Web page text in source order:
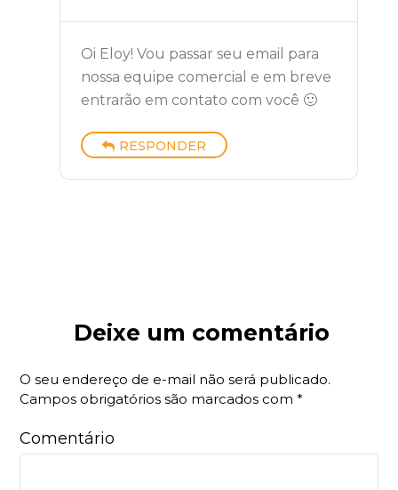
Oi Eloy! Vou passar seu email para
nossa equipe comercial e em breve
entrarão em contato com você 🙂
RESPONDER
Deixe um comentário
O seu endereço de e-mail não será publicado.
Campos obrigatórios são marcados com*
Comentário